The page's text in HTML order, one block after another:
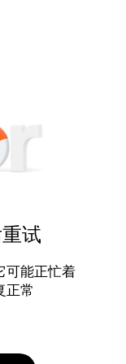
试
可能正忙着
正常